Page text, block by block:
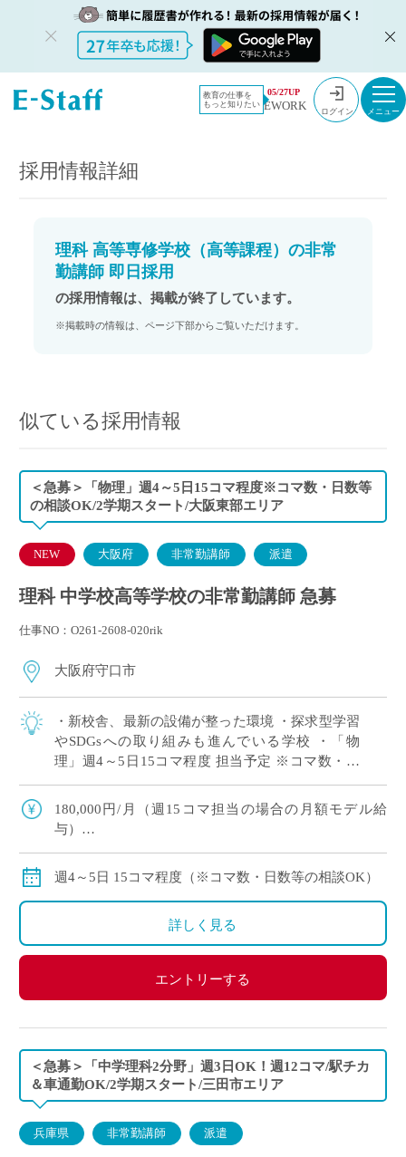
教育の仕事を
もっと知りたい
05/27UP
EWORK ログイン
教員採用情
報のイー・
採用情報
理科 高等専修学校（高等課程）の非常勤講師 即日採用
採用情報詳細
理科 高等専修学校（高等課程）の非常
勤講師 即日採用
の採用情報は、掲載が終了しています。
※掲載時の情報は、ページ下部からご覧いただけます。
似ている採用情報
＜急募＞「物理」週4～5日15コマ程度※コマ数・日数等
の相談OK/2学期スタート/大阪東部エリア
NEW 大阪府 非常勤講師 派遣
理科 中学校高等学校の非常勤講師 急募
仕事NO：O261-2608-020rik
大阪府守口市
・新校舎、最新の設備が整った環境 ・探求型学習
やSDGsへの取り組みも進んでいる学校 ・「物
理」週4～5日15コマ程度 担当予定 ※コマ数・日
校にて、理科の非常勤講師で勤務い […]
180,000円/月（週15コマ担当の場合の月額モデル給
与）
※月の途中からご勤務開始の場合は、日割計算になり
週4～5日 15コマ程度（※コマ数・日数等の相談OK）
詳しく見る
エントリーする
＜急募＞「中学理科2分野」週3日OK！週12コマ/駅チカ
＆車通勤OK/2学期スタート/三田市エリア
兵庫県 非常勤講師 派遣